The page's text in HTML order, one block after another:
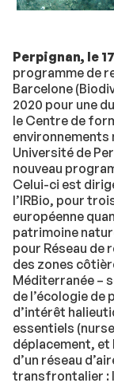
Perpignan, le
programme de
Barcelone
2020 pour une
le Centre de
environnements
Université de
nouveau
Celui-ci est
l’IRBio, pour
européenne
patrimoine
pour Réseau de
des zones
Méditerranée –
de l’écologie de
d’intérêt
essentiels
déplacement, et
d’un réseau
transfrontalier :